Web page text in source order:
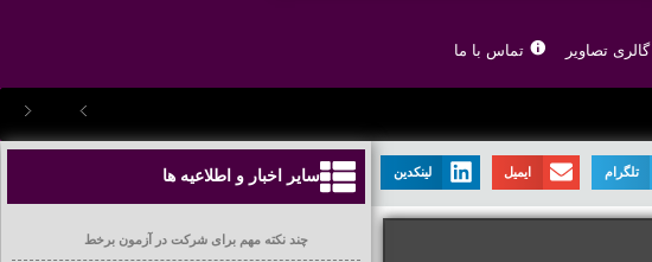
گالری تصاویر تماس با ما
تلگرام ایمیل لینکدین سایر اخبار و اطلاعیه ها
چند نکته مهم برای شرکت در آزمون برخط